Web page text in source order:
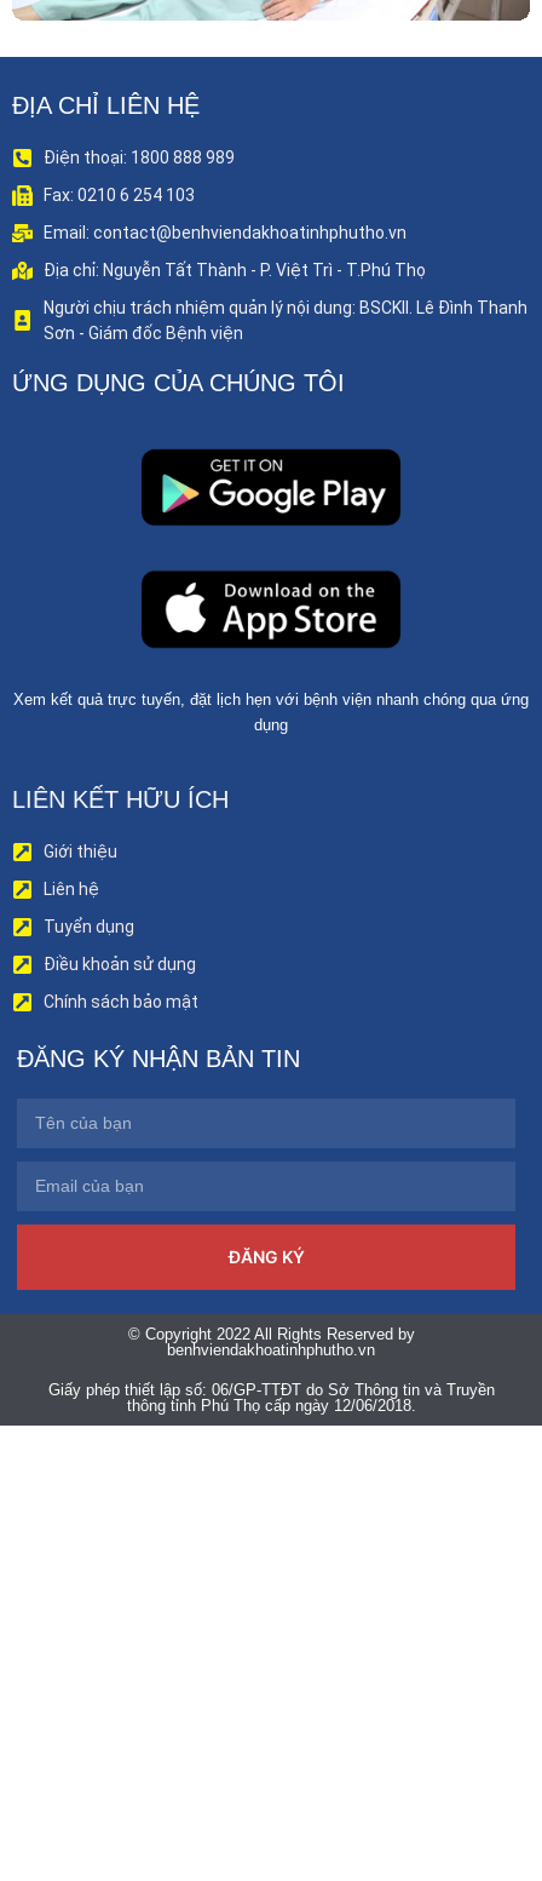
ĐỊA CHỈ LIÊN HỆ
Điện thoại: 1800 888 989
Fax: 0210 6 254 103
Email: contact@benhviendakhoatinhphutho.vn
Địa chỉ: Nguyễn Tất Thành - P. Việt Trì - T.Phú Thọ
Người chịu trách nhiệm quản lý nội dung: BSCKII. Lê Đình Thanh
Sơn - Giám đốc Bệnh viện
ỨNG DỤNG CỦA CHÚNG TÔI
Xem kết quả trực tuyến, đặt lịch hẹn với bệnh viện nhanh chóng qua ứng
dụng
LIÊN KẾT HỮU ÍCH
Giới thiệu
Liên hệ
Tuyển dụng
Điều khoản sử dụng
Chính sách bảo mật
ĐĂNG KÝ NHẬN BẢN TIN
ĐĂNG KÝ
© Copyright 2022 All Rights Reserved by
benhviendakhoatinhphutho.vn
Giấy phép thiết lập số: 06/GP-TTĐT do Sở Thông tin và Truyền
thông tỉnh Phú Thọ cấp ngày 12/06/2018.